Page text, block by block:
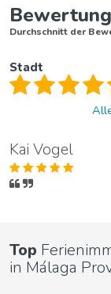
Durchschnitt der
Stadt
Kai Vogel
Top
in Málaga